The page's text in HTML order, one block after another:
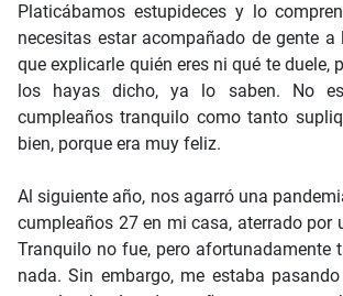
Platicábamos estupideces y lo
necesitas estar acompañado de gente
que explicarle quién eres ni qué te duele,
los hayas dicho, ya lo saben. No
cumpleaños tranquilo como tanto
bien, porque era muy feliz.
Al siguiente año, nos agarró una
cumpleaños 27 en mi casa, aterrado por
Tranquilo no fue, pero afortunadamente
nada. Sin embargo, me estaba